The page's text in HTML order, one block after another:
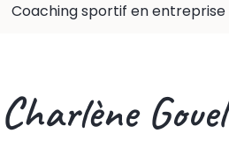
Coaching sportif en entreprise
Charlène